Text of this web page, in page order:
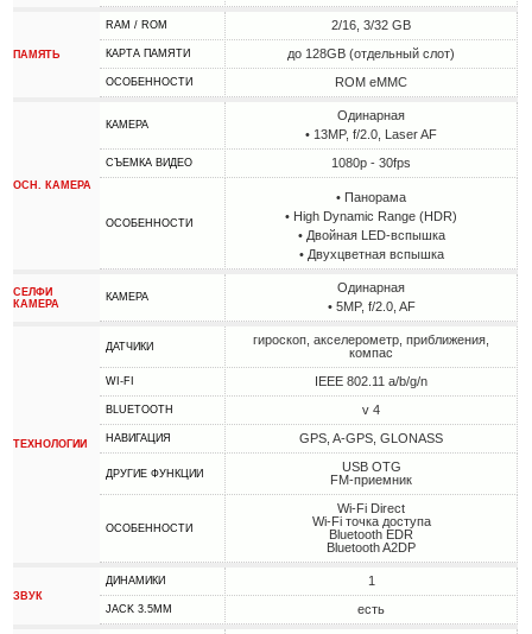
ПАМЯТЬ
RAM / ROM 2/16, 3/32 GB
КАРТА ПАМЯТИ до 128GB (отдельный слот)
ОСОБЕННОСТИ ROM eMMC
ОСН. КАМЕРА
КАМЕРА
Одинарная
• 13MP, f/2.0, Laser AF
СЪЕМКА ВИДЕО 1080p - 30fps
ОСОБЕННОСТИ
• Панорама
• High Dynamic Range (HDR)
• Двойная LED-вспышка
• Двухцветная вспышка
СЕЛФИ
КАМЕРА
КАМЕРА
Одинарная
• 5MP, f/2.0, AF
ТЕХНОЛОГИИ
ДАТЧИКИ
гироскоп, акселерометр, приближения,
компас
WI-FI IEEE 802.11 a/b/g/n
BLUETOOTH v 4
НАВИГАЦИЯ GPS, A-GPS, GLONASS
ДРУГИЕ ФУНКЦИИ
USB OTG
FM-приемник
ОСОБЕННОСТИ
Wi-Fi Direct
Wi-Fi точка доступа
Bluetooth EDR
Bluetooth A2DP
ЗВУК
ДИНАМИКИ 1
JACK 3.5MM есть